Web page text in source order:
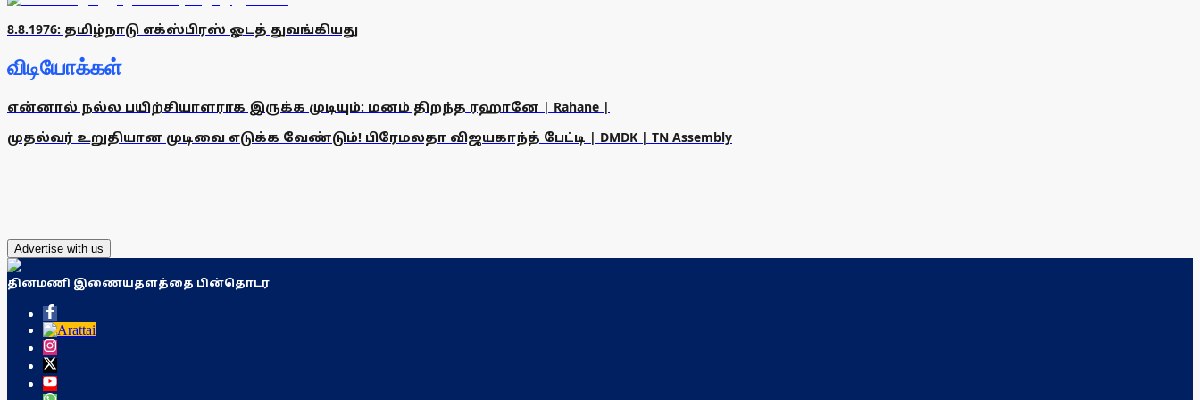
8.8.1976: தமிழ்நாடு எக்ஸ்பிரஸ் ஓடத் துவங்கியது
விடியோக்கள்
என்னால் நல்ல பயிற்சியாளராக இருக்க முடியும்: மனம் திறந்த ரஹானே | Rahane |
முதல்வர் உறுதியான முடிவை எடுக்க வேண்டும்! பிரேமலதா விஜயகாந்த் பேட்டி | DMDK | TN Assembly
Advertise with us
தினமணி இணையதளத்தை பின்தொடர